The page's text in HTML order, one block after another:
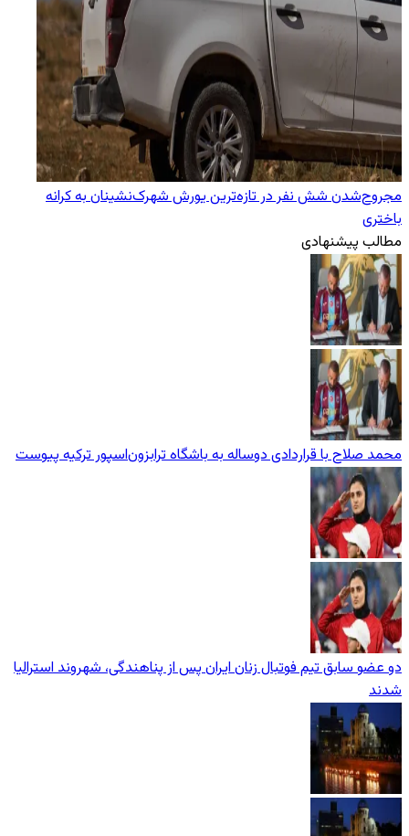
مجروح‌شدن شش نفر در تازه‌‌ترین یورش‌ شهرک‌نشینان به کرانه
باختری
مطالب پیشنهادی
محمد صلاح با قراردادی دوساله به باشگاه ترابزون‌اسپور ترکیه پیوست
دو عضو سابق تیم فوتبال زنان ایران پس از پناهندگی، شهروند استرالیا
شدند